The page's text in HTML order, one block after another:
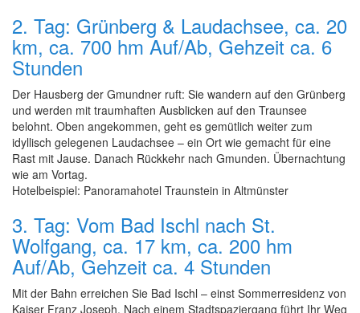
2. Tag: Grünberg & Laudachsee, ca. 20
km, ca. 700 hm Auf/Ab, Gehzeit ca. 6
Stunden
Der Hausberg der Gmundner ruft: Sie wandern auf den Grünberg
und werden mit traumhaften Ausblicken auf den Traunsee
belohnt. Oben angekommen, geht es gemütlich weiter zum
idyllisch gelegenen Laudachsee – ein Ort wie gemacht für eine
Rast mit Jause. Danach Rückkehr nach Gmunden. Übernachtung
wie am Vortag.
Hotelbeispiel: Panoramahotel Traunstein in Altmünster
3. Tag: Vom Bad Ischl nach St.
Wolfgang, ca. 17 km, ca. 200 hm
Auf/Ab, Gehzeit ca. 4 Stunden
Mit der Bahn erreichen Sie Bad Ischl – einst Sommerresidenz von
Kaiser Franz Joseph. Nach einem Stadtspaziergang führt Ihr Weg